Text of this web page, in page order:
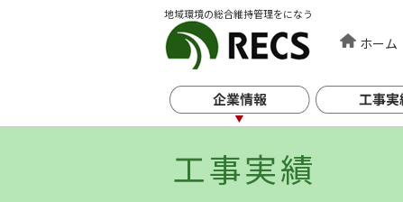
地域環境の総合維持管理をになう
ホーム
工事実績